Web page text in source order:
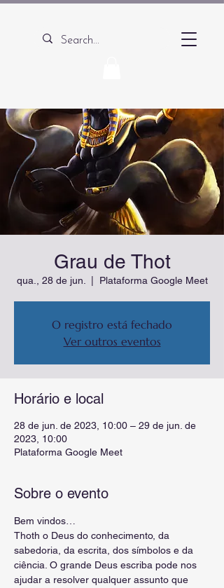
Grau de Thot
qua., 28 de jun.
  |
Plataforma Google Meet
O registro está fechado
Ver outros eventos
Horário e local
28 de jun. de 2023, 10:00 – 29 de jun. de
2023, 10:00
Plataforma Google Meet
Sobre o evento
Bem vindos…
Thoth o Deus do conhecimento, da
sabedoria, da escrita, dos símbolos e da
ciência. O grande Deus escriba pode nos
ajudar a resolver qualquer assunto que